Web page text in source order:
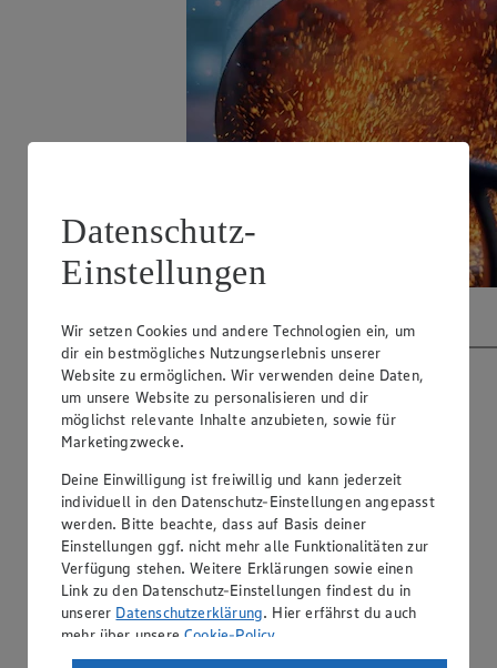
Video abspielen
Datenschutz-
Einstellungen
Wir setzen Cookies und andere Technologien ein, um
dir ein bestmögliches Nutzungserlebnis unserer
Website zu ermöglichen. Wir verwenden deine Daten,
um unsere Website zu personalisieren und dir
möglichst relevante Inhalte anzubieten, sowie für
Marketingzwecke.
Deine Einwilligung ist freiwillig und kann jederzeit
individuell in den Datenschutz-Einstellungen angepasst
werden. Bitte beachte, dass auf Basis deiner
Einstellungen ggf. nicht mehr alle Funktionalitäten zur
Verfügung stehen. Weitere Erklärungen sowie einen
Link zu den Datenschutz-Einstellungen findest du in
unserer Datenschutzerklärung. Hier erfährst du auch
mehr über unsereCookie-Policy.